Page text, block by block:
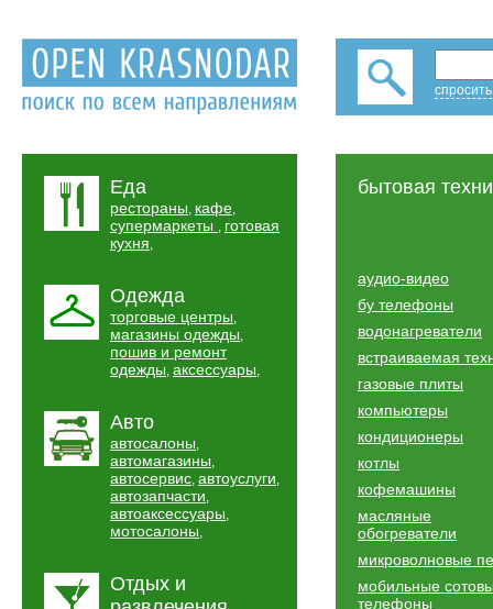
Еда
рестораны, кафе,
супермаркеты , готовая
кухня,
Одежда
торговые центры,
магазины одежды,
пошив и ремонт
одежды, аксессуары,
Авто
автосалоны,
автомагазины,
автосервис, автоуслуги,
автозапчасти,
автоаксессуары,
мотосалоны,
Отдых и
бытовая
аудио-видео
бу телефоны
водонагреватели
встраиваемая
газовые плиты
компьютеры
кондиционеры
котлы
кофемашины
масляные
обогреватели
микроволновые
мобильные
телефоны